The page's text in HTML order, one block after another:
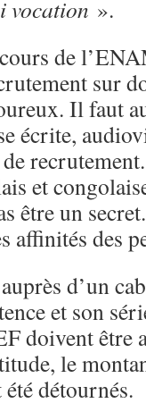
vocation ».
de
sur
Il faut
écrite,
et
être un
affinités des
d’un
et son
doivent être
le
détournés.